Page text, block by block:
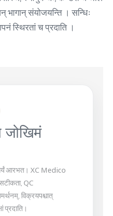
भागान् संयोजयन्ति । सन्धिः
स्थिरतां च प्रदाति ।
आरभत। XC Medico
QC
विक्रयपश्चात्
प्रदाति।